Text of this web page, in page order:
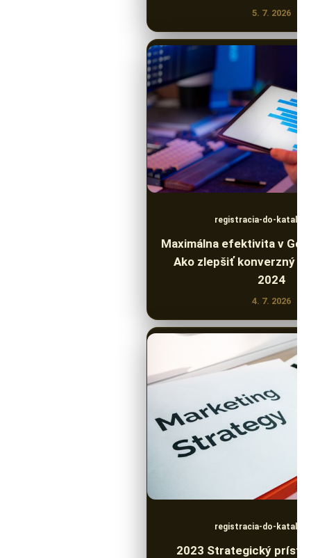
5. 7. 2026
registracia-do-
Maximálna efektivita v
Ako zlepšiť konverzný
2024
4. 7. 2026
registracia-do-
2023 Strategický